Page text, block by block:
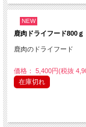
NEW
鹿肉ドライフード
鹿肉のドライフード
価格： 5,400円(税抜
在庫切れ